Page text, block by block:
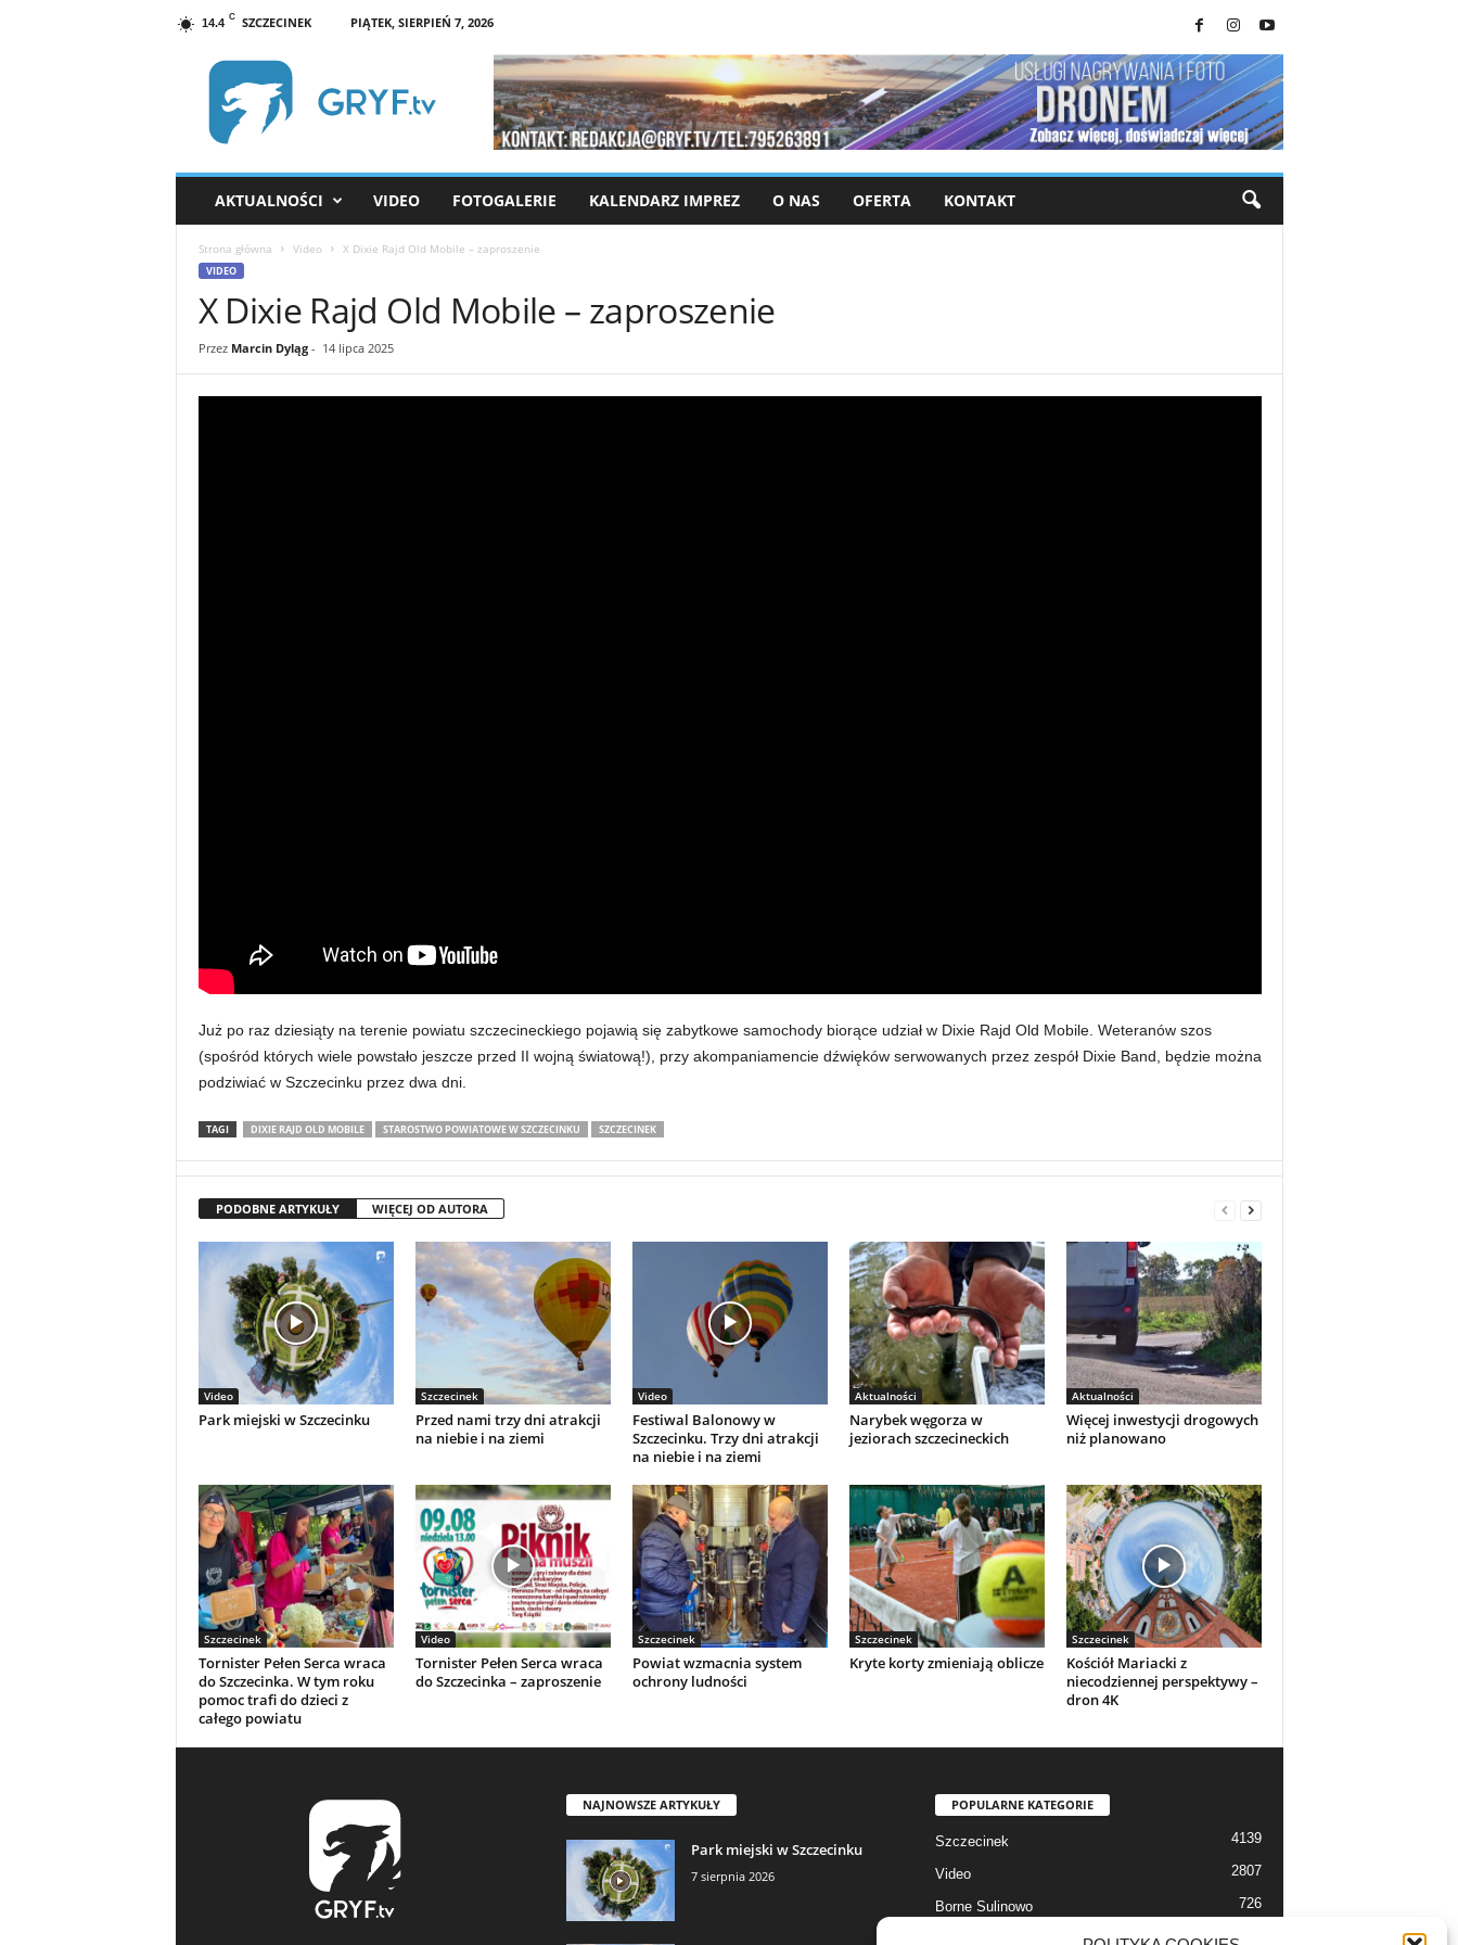
14.4 C SZCZECINEK
PIĄTEK, SIERPIEŃ 7, 2026
n
AKTUALNOŚCI VIDEO FOTOGALERIE KALENDARZ IMPREZ O NAS OFERTA KONTAKT
Strona główna Video X Dixie Rajd Old Mobile – zaproszenie
VIDEO
X Dixie Rajd Old Mobile – zaproszenie
Przez Marcin Dyląg- 14 lipca 2025
Już po raz dziesiąty na terenie powiatu szczecineckiego pojawią się zabytkowe samochody biorące udział w Dixie Rajd Old Mobile. Weteranów szos
(spośród których wiele powstało jeszcze przed II wojną światową!), przy akompaniamencie dźwięków serwowanych przez zespół Dixie Band, będzie można
podziwiać w Szczecinku przez dwa dni.
TAGI DIXIE RAJD OLD MOBILE STAROSTWO POWIATOWE W SZCZECINKU SZCZECINEK
PODOBNE ARTYKUŁY WIĘCEJ OD AUTORA
Video
Park miejski w Szczecinku
Szczecinek
Przed nami trzy dni atrakcji
na niebie i na ziemi
Video
Festiwal Balonowy w
Szczecinku. Trzy dni atrakcji
na niebie i na ziemi
Aktualności
Narybek węgorza w
jeziorach szczecineckich
Aktualności
Więcej inwestycji drogowych
niż planowano
Szczecinek
Tornister Pełen Serca wraca
do Szczecinka. W tym roku
pomoc trafi do dzieci z
całego powiatu
Video
Tornister Pełen Serca wraca
do Szczecinka – zaproszenie
Szczecinek
Powiat wzmacnia system
ochrony ludności
Szczecinek
Kryte korty zmieniają oblicze
Szczecinek
Kościół Mariacki z
niecodziennej perspektywy –
dron 4K
NAJNOWSZE ARTYKUŁY
Park miejski w Szczecinku
7 sierpnia 2026
POPULARNE KATEGORIE
Szczecinek 4139
Video 2807
Borne Sulinowo 726
712